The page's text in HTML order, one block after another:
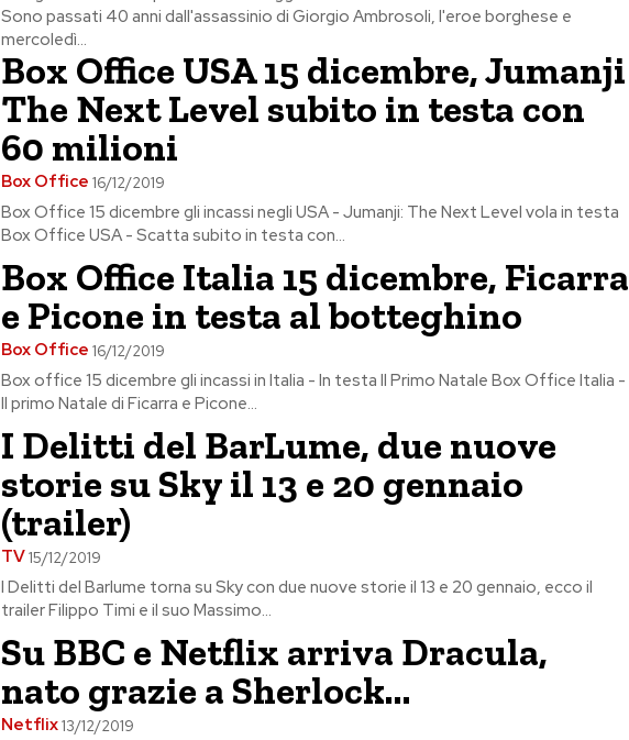
Sono passati 40 anni dall'assassinio di Giorgio Ambrosoli, l'eroe borghese e
mercoledì...
Box Office USA 15 dicembre, Jumanji
The Next Level subito in testa con
60 milioni
Box Office 16/12/2019
Box Office 15 dicembre gli incassi negli USA - Jumanji: The Next Level vola in testa
Box Office USA - Scatta subito in testa con...
Box Office Italia 15 dicembre, Ficarra
e Picone in testa al botteghino
Box Office 16/12/2019
Box office 15 dicembre gli incassi in Italia - In testa Il Primo Natale Box Office Italia -
Il primo Natale di Ficarra e Picone...
I Delitti del BarLume, due nuove
storie su Sky il 13 e 20 gennaio
(trailer)
TV15/12/2019
I Delitti del Barlume torna su Sky con due nuove storie il 13 e 20 gennaio, ecco il
trailer Filippo Timi e il suo Massimo...
Su BBC e Netflix arriva Dracula,
nato grazie a Sherlock…
Netflix13/12/2019